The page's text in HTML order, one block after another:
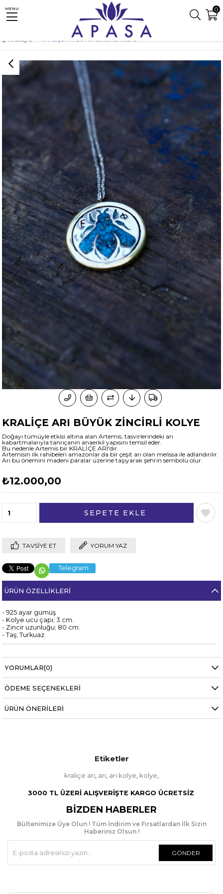
MENU 0
Anasayfa KRALİÇE ARI BÜYÜK ZİNCİRLİ KOLYE
KRALİÇE ARI BÜYÜK ZİNCİRLİ KOLYE
Doğayı tümüyle etkisi altına alan Artemis, tasvirlerindeki arı
kabartmalarıyla tanrıçanın anaerkil yapısını temsil eder.
Bu nedenle Artemis bir KRALİÇE ARI'dır.
Artemisin ilk rahibeleri amazonlar da bir çeşit arı olan melissa ile adlandırılır.
Arı bu önemini madeni paralar üzerine taşıyarak şehrin sembolü olur.
₺12.000,00
TAVSIYE ET YORUM YAZ
Telegram
ÜRÜN ÖZELLIKLERI
- 925 ayar gümüş
- Kolye ucu çapı; 3 cm.
- Zincir uzunluğu; 80 cm.
- Taş; Turkuaz
YORUMLAR(0)
ÖDEME SEÇENEKLERI
ÜRÜN ÖNERILERI
Etiketler
kraliçe arı arı arı kolye kolye
3000 TL ÜZERİ ALIŞVERİŞTE KARGO ÜCRETSİZ
BIZDEN HABERLER
Bültenimize Üye Olun ! Tüm İndirim ve Fırsatlardan İlk Sizin
Haberiniz Olsun !
GÖNDER